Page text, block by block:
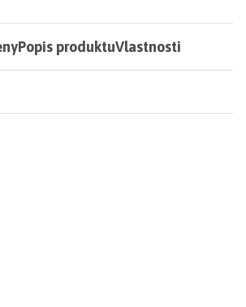
Popis produktuVlastnosti